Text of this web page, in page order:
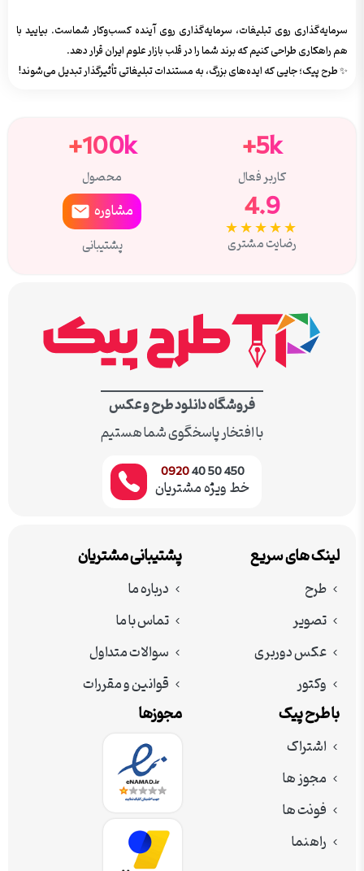
سرمایه‌گذاری روی تبلیغات، سرمایه‌گذاری روی آینده کسب‌وکار شماست. بیایید با
هم راهکاری طراحی کنیم که برند شما را در قلب بازار علوم ایران قرار دهد.
✨ طرح پیک؛ جایی که ایده‌های بزرگ، به مستندات تبلیغاتی تأثیرگذار تبدیل می‌شوند!
5k+
کاربر فعال
100k+
محصول
4.9
★★★★★
رضایت مشتری
مشاوره
پشتیبانی
فروشگاه دانلود طرح و عکس
با افتخار پاسخگوی شما هستیم
450 50 40
0920
خط ویژه مشتریان
لینک های سریع
طرح
تصویر
عکس دوربری
وکتور
پشتیبانی مشتریان
درباره ما
تماس با ما
سوالات متداول
قوانین و مقررات
با طرح پیک
اشتراک
مجوز ها
فونت ها
راهنما
مجوزها